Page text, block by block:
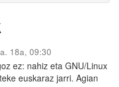
18a, 09:30
ez: nahiz eta GNU/Linux
euskaraz jarri. Agian